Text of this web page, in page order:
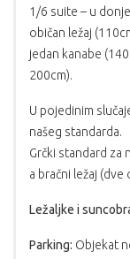
1/6 suite – u
običan ležaj
jedan kanabe
200cm).
U pojedinim
našeg standarda.
Grčki standard za
a bračni ležaj
Ležaljke i
Parking: Objekat